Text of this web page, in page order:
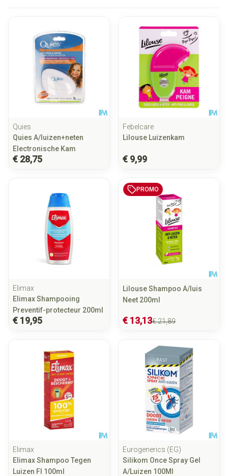
Quies
Quies A/luizen+neten
Electronische Kam
€ 28,75
Febelcare
Lilouse Luizenkam
€ 9,99
Elimax
Elimax Shampooing
Preventif-protecteur 200ml
€ 19,95
PROMO
Lilouse Shampoo A/luis
Neet 200ml
€ 21,89
€ 13,13
Elimax
Elimax Shampoo Tegen
Luizen Fl 100ml
Eurogenerics (EG)
Silikom Once Spray Gel
A/Luizen 100Ml